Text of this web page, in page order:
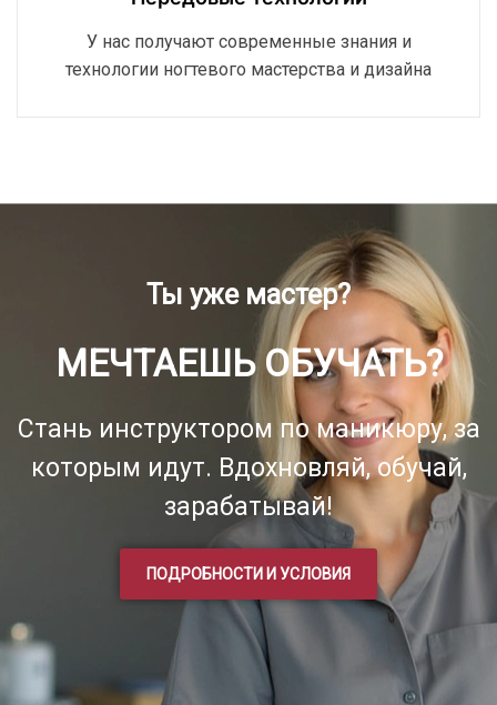
У нас получают современные знания и
технологии ногтевого мастерства и дизайна
Ты уже мастер?
МЕЧТАЕШЬ ОБУЧАТЬ?
Стань инструктором по маникюру, за
которым идут. Вдохновляй, обучай,
зарабатывай!
ПОДРОБНОСТИ И УСЛОВИЯ